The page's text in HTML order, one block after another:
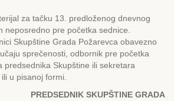
za tačku 13. predloženog dnevnog
neposredno pre početka sednice.
Skupštine Grada Požarevca obavezno
sprečenosti, odbornik pre početka
predsednika Skupštine ili sekretara
u pisanoj formi.
PRЕDSЕDNIK SKUPŠTINЕ GRADA